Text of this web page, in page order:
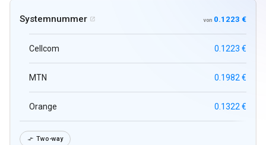
Systemnummer  von 0.1223 €
Cellcom 0.1223 €
MTN 0.1982 €
Orange 0.1322 €
 Two-way